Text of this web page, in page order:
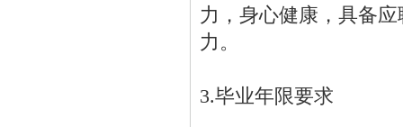
力，身心健康，具备
力。
3.毕业年限要求